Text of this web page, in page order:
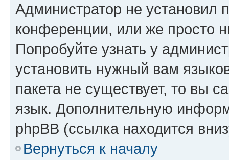
Администратор не установил
конференции, или же просто
Попробуйте узнать у
установить нужный вам
пакета не существует, то вы
язык. Дополнительную
phpBB (ссылка находится
Вернуться к началу